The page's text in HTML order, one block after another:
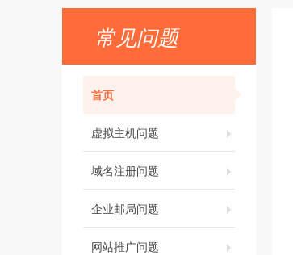
常见问题
首页
虚拟主机问题
域名注册问题
企业邮局问题
网站推广问题